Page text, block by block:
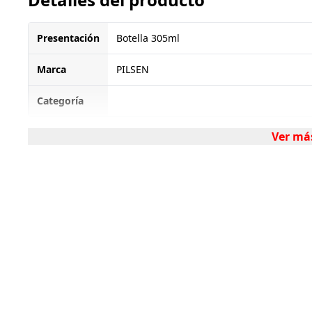
Presentación Botella 305ml
Marca PILSEN
Categoría
Ver